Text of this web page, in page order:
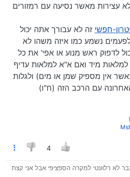
עצירות מאשר נסיעה עם רמזורים
חפשי זה לא עבורך אתה יכול
נשמע כמו איזה משהו לא
לדפוק ראש מנוע או אפי’ את כל
למלאות מיד ואם א"א למלאות עדיף
אין מספיק שמן או מים) ולגלות
עם הרכב הזה (ח"ו)
4
לא רלוונטי למקרה הספציפי אבל אני קצת